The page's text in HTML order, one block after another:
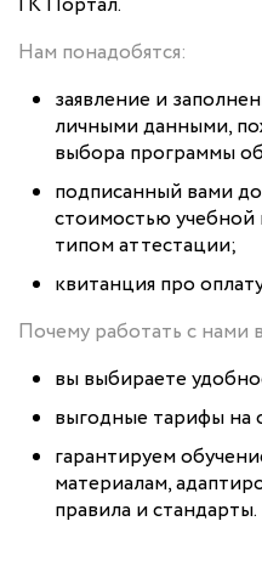
Нам понадобятся:
заявление и
личными данными,
выбора программы
подписанный вами
стоимостью
типом аттестации;
квитанция про
Почему работать с нами
вы выбираете
выгодные тарифы на
гарантируем
материалам,
правила и стандарты.